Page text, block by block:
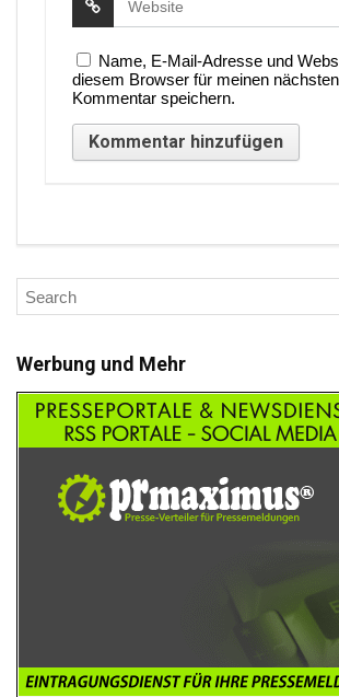
Name, E-Mail-Adresse und
diesem Browser für meinen nächsten
Kommentar speichern.
Werbung und Mehr